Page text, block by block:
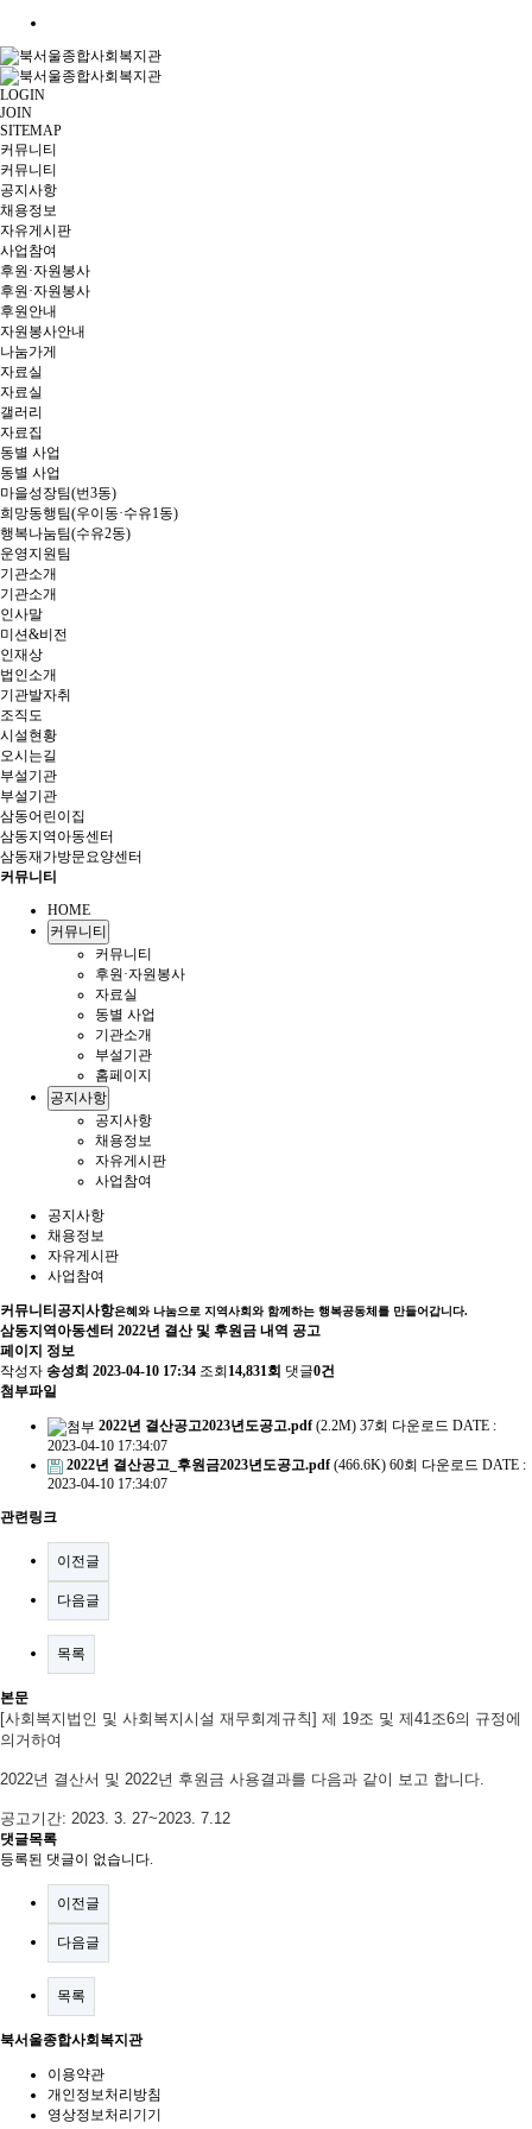
LOGIN
JOIN
SITEMAP
커뮤니티
커뮤니티
공지사항
채용정보
자유게시판
사업참여
후원·자원봉사
후원·자원봉사
후원안내
자원봉사안내
나눔가게
자료실
자료실
갤러리
자료집
동별 사업
동별 사업
마을성장팀(번3동)
희망동행팀(우이동·수유1동)
행복나눔팀(수유2동)
운영지원팀
기관소개
기관소개
인사말
미션&비전
인재상
법인소개
기관발자취
조직도
시설현황
오시는길
부설기관
부설기관
삼동어린이집
삼동지역아동센터
삼동재가방문요양센터
커뮤니티
HOME
커뮤니티
커뮤니티
후원·자원봉사
자료실
동별 사업
기관소개
부설기관
홈페이지
공지사항
공지사항
채용정보
자유게시판
사업참여
공지사항
채용정보
자유게시판
사업참여
커뮤니티 공지사항은혜와 나눔으로 지역사회와 함께하는 행복공동체를 만들어갑니다.
삼동지역아동센터 2022년 결산 및 후원금 내역 공고
페이지 정보
작성자 송성희 2023-04-10 17:34 조회 14,831회 댓글0건
첨부파일
2022년 결산공고2023년도공고.pdf(2.2M) 37회 다운로드 DATE :
2023-04-10 17:34:07
2022년 결산공고_후원금2023년도공고.pdf(466.6K) 60회 다운로드 DATE :
2023-04-10 17:34:07
관련링크
이전글
다음글
목록
본문
[사회복지법인 및 사회복지시설 재무회계규칙] 제 19조 및 제41조6의 규정에
의거하여
2022년 결산서 및 2022년 후원금 사용결과를 다음과 같이 보고 합니다.
공고기간: 2023. 3. 27~2023. 7.12
댓글목록
등록된 댓글이 없습니다.
이전글
다음글
목록
북서울종합사회복지관
이용약관
개인정보처리방침
영상정보처리기기